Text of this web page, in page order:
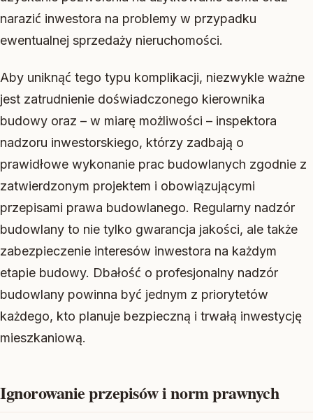
narazić inwestora na problemy w przypadku
ewentualnej sprzedaży nieruchomości.
Aby uniknąć tego typu komplikacji, niezwykle ważne
jest zatrudnienie doświadczonego kierownika
budowy oraz – w miarę możliwości – inspektora
nadzoru inwestorskiego, którzy zadbają o
prawidłowe wykonanie prac budowlanych zgodnie z
zatwierdzonym projektem i obowiązującymi
przepisami prawa budowlanego. Regularny nadzór
budowlany to nie tylko gwarancja jakości, ale także
zabezpieczenie interesów inwestora na każdym
etapie budowy. Dbałość o profesjonalny nadzór
budowlany powinna być jednym z priorytetów
każdego, kto planuje bezpieczną i trwałą inwestycję
mieszkaniową.
Ignorowanie przepisów i norm prawnych